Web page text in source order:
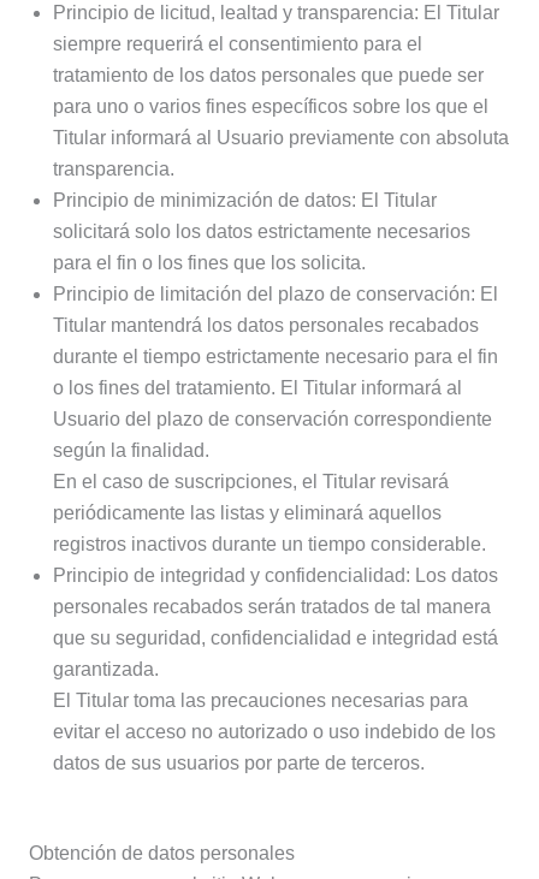
Principio de licitud, lealtad y transparencia: El Titular
siempre requerirá el consentimiento para el
tratamiento de los datos personales que puede ser
para uno o varios fines específicos sobre los que el
Titular informará al Usuario previamente con absoluta
transparencia.
Principio de minimización de datos: El Titular
solicitará solo los datos estrictamente necesarios
para el fin o los fines que los solicita.
Principio de limitación del plazo de conservación: El
Titular mantendrá los datos personales recabados
durante el tiempo estrictamente necesario para el fin
o los fines del tratamiento. El Titular informará al
Usuario del plazo de conservación correspondiente
según la finalidad.
En el caso de suscripciones, el Titular revisará
periódicamente las listas y eliminará aquellos
registros inactivos durante un tiempo considerable.
Principio de integridad y confidencialidad: Los datos
personales recabados serán tratados de tal manera
que su seguridad, confidencialidad e integridad está
garantizada.
El Titular toma las precauciones necesarias para
evitar el acceso no autorizado o uso indebido de los
datos de sus usuarios por parte de terceros.
Obtención de datos personales